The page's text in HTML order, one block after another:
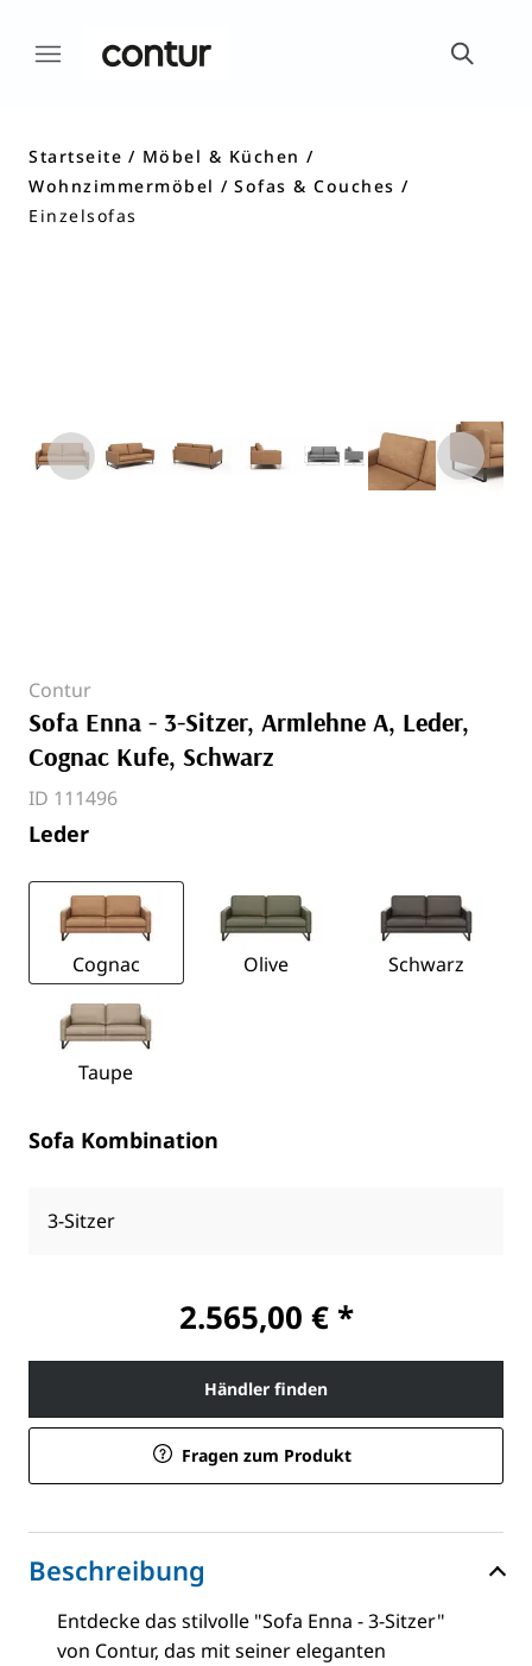
Startseite
Möbel & Küchen
Wohnzimmermöbel
Sofas & Couches
Einzelsofas
Contur
Sofa Enna - 3-Sitzer, Armlehne A, Leder,
Cognac Kufe, Schwarz
ID 111496
Leder
Cognac Olive Schwarz
Taupe
Sofa Kombination
3-Sitzer
2.565,00 € *
Händler finden
Fragen zum Produkt
Beschreibung
Entdecke das stilvolle "Sofa Enna - 3-Sitzer"
von Contur, das mit seiner eleganten